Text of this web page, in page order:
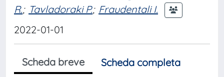
R.; Tavladoraki P.; Fraudentali I.
2022-01-01
Scheda breve
Scheda completa